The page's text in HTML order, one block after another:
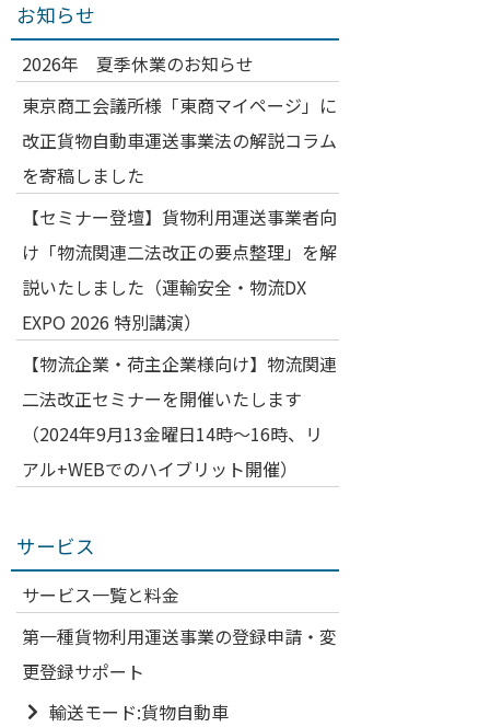
お知らせ
2026年 夏季休業のお知らせ
東京商工会議所様「東商マイページ」に
改正貨物自動車運送事業法の解説コラム
を寄稿しました
【セミナー登壇】貨物利用運送事業者向
け「物流関連二法改正の要点整理」を解
説いたしました（運輸安全・物流DX
EXPO 2026 特別講演）
【物流企業・荷主企業様向け】物流関連
二法改正セミナーを開催いたします
（2024年9月13金曜日14時～16時、リ
アル+WEBでのハイブリット開催）
サービス
サービス一覧と料金
第一種貨物利用運送事業の登録申請・変
更登録サポート
輸送モード:貨物自動車